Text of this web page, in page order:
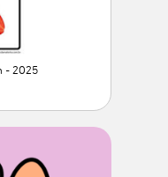
- 2025